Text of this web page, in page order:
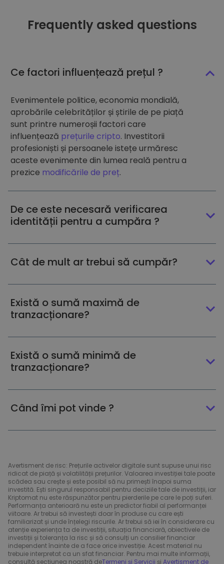
Frequently asked questions
Ce factori influențează prețul ?
Evenimentele politice, economia mondială,
aprobările celebrităților și știrile de pe piață
sunt printre numeroșii factori care
influențează prețurile cripto. Investitorii
profesioniști și persoanele istețe urmăresc
aceste evenimente din lumea reală pentru a
prezice modificările de preț.
De ce este necesară verificarea
identității pentru a cumpăra ?
Cât de mult ar trebui să cumpăr?
Există o sumă maximă de
tranzacționare?
Există o sumă minimă de
tranzacționare?
Când îmi pot vinde ?
Avertisment de risc: Prețurile activelor digitale sunt supuse unui risc
ridicat de piață și volatilității prețurilor. Valoarea investiției tale poate
scădea sau crește și este posibil să nu primești înapoi suma
investită. Ești singurul responsabil pentru deciziile tale de investiții, iar
Kriptomat nu este răspunzător pentru pierderile pe care le poți suferi.
Performanța anterioară nu este un predictor fiabil al performanței
viitoare. Ar trebui să investești doar în produse cu care ești
familiarizat și unde înțelegi riscurile. Ar trebui să iei în considerare cu
atenție experiența ta de investiții, situația financiară, obiectivele de
investiții și toleranța la risc și să consulți un consilier financiar
independent înainte de a face orice investiție. Acest material nu
trebuie interpretat ca un sfat financiar. Pentru mai multe informații,
consultă secțiunea noastră deTermeni și Servicii și Avertisment de